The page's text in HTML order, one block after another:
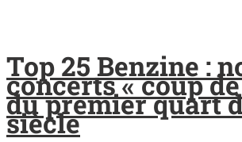
Top 25 Benzine :
concerts « coup
du premier quart
siècle